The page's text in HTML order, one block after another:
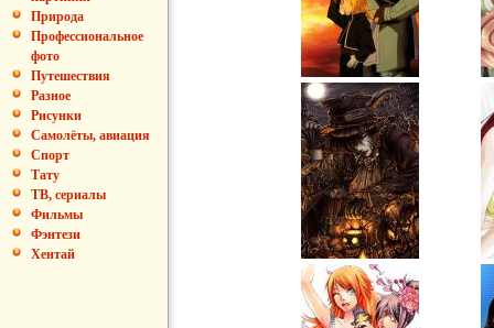
Природа
Профессиональное
фото
Путешествия
Разное
Рисунки
Самолёты, авиация
Спорт
Тату
ТВ, сериалы
Фильмы
Фэнтези
Хентай